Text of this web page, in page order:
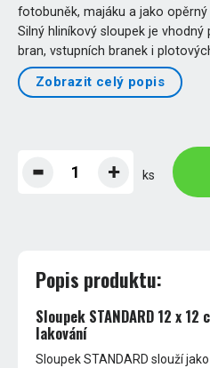
fotobuněk, majáku a jako
Silný hliníkový sloupek je
bran, vstupních branek i
Zobrazit celý popis
ks
Popis produktu:
Sloupek STANDARD 12 x 12
lakování
Sloupek STANDARD slouží